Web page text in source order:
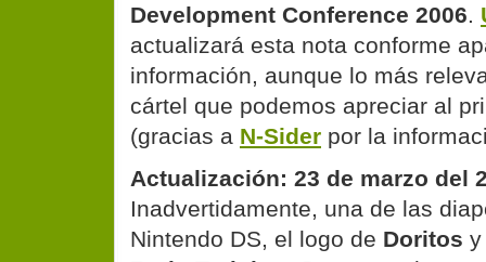
Development Conference 2006.
actualizará esta nota conforme
información, aunque lo más
cártel que podemos apreciar al
(gracias a N-Sider por la
Actualización: 23 de marzo del
Inadvertidamente, una de las
Nintendo DS, el logo de Doritos